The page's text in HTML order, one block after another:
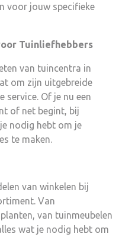
voor jouw specifieke
Tuinliefhebbers
van tuincentra in
om zijn uitgebreide
service. Of je nu een
of net begint, bij
nodig hebt om je
te maken.
van winkelen bij
Van
van tuinmeubelen
wat je nodig hebt om